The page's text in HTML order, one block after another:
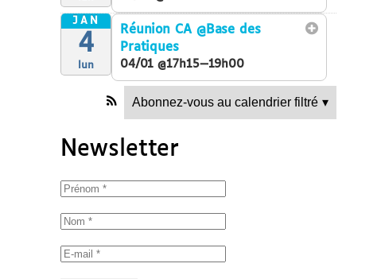
JAN
4
lun
Réunion CA @Base des
Pratiques
04/01 @17h15—19h00
Abonnez-vous au calendrier filtré ▾
Newsletter